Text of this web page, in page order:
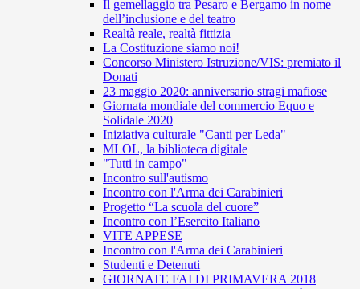
Il gemellaggio tra Pesaro e Bergamo in nome
dell’inclusione e del teatro
Realtà reale, realtà fittizia
La Costituzione siamo noi!
Concorso Ministero Istruzione/VIS: premiato il
Donati
23 maggio 2020: anniversario stragi mafiose
Giornata mondiale del commercio Equo e
Solidale 2020
Iniziativa culturale "Canti per Leda"
MLOL, la biblioteca digitale
"Tutti in campo"
Incontro sull'autismo
Incontro con l'Arma dei Carabinieri
Progetto “La scuola del cuore”
Incontro con l’Esercito Italiano
VITE APPESE
Incontro con l'Arma dei Carabinieri
Studenti e Detenuti
GIORNATE FAI DI PRIMAVERA 2018